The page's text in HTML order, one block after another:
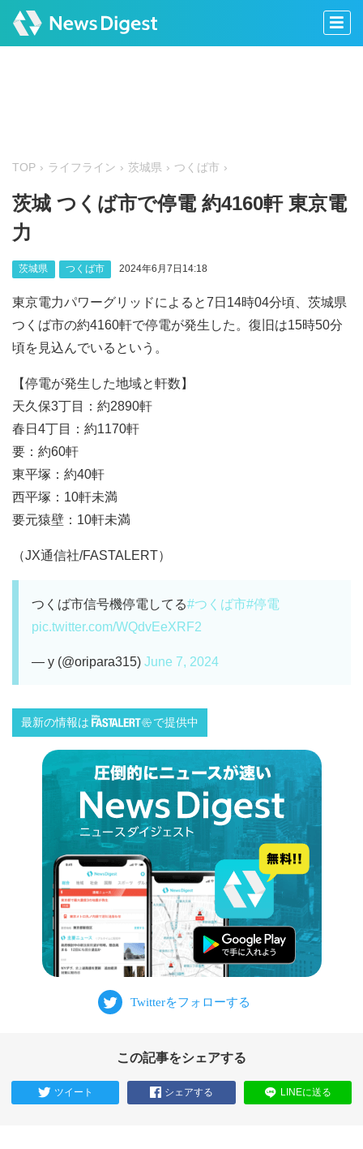
TOP ライフライン 茨城県 つくば市
茨城 つくば市で停電 約4160軒 東京電
力
茨城県 つくば市 2024年6月7日14:18
東京電力パワーグリッドによると7日14時04分頃、茨城県
つくば市の約4160軒で停電が発生した。復旧は15時50分
頃を見込んでいるという。
【停電が発生した地域と軒数】
天久保3丁目：約2890軒
春日4丁目：約1170軒
要：約60軒
東平塚：約40軒
西平塚：10軒未満
要元猿壁：10軒未満
（JX通信社/FASTALERT）
つくば市信号機停電してる#つくば市#停電
pic.twitter.com/WQdvEeXRF2
— y (@oripara315) June 7, 2024
最新の情報は で提供中
この記事をシェアする
ツイート シェアする LINEに送る